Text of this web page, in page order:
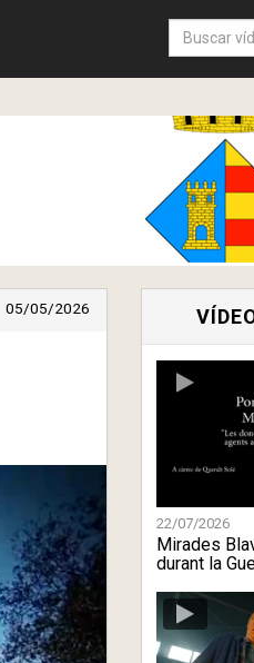
05/05/2026
22/07/2026
Mirades
durant la